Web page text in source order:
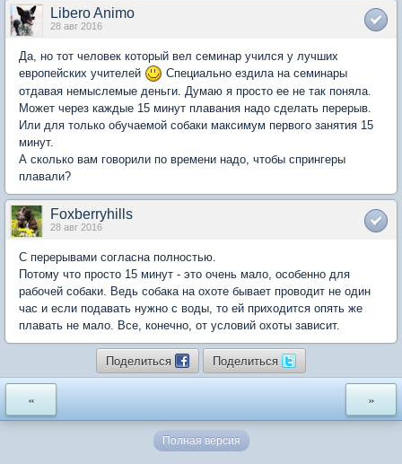
Libero Animo
28 авг 2016
Да, но тот человек который вел семинар учился у лучших
европейских учителей
Специально ездила на семинары
отдавая немыслемые деньги. Думаю я просто ее не так поняла.
Может через каждые 15 минут плавания надо сделать перерыв.
Или для только обучаемой собаки максимум первого занятия 15
минут.
А сколько вам говорили по времени надо, чтобы спрингеры
плавали?
Foxberryhills
28 авг 2016
С перерывами согласна полностью.
Потому что просто 15 минут - это очень мало, особенно для
рабочей собаки. Ведь собака на охоте бывает проводит не один
час и если подавать нужно с воды, то ей приходится опять же
плавать не мало. Все, конечно, от условий охоты зависит.
Поделиться Поделиться
« »
Полная версия